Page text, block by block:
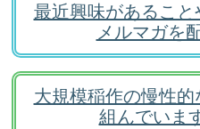
最近興味があるこ
メルマガを
大規模稲作の慢性的
組んでいま